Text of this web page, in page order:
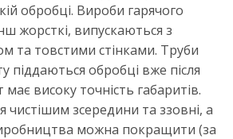
обробці. Вироби гарячого
жорсткі, випускаються з
та товстими стінками. Труби
піддаються обробці вже після
високу точність габаритів.
чистішим зсередини та ззовні, а
можна покращити (за